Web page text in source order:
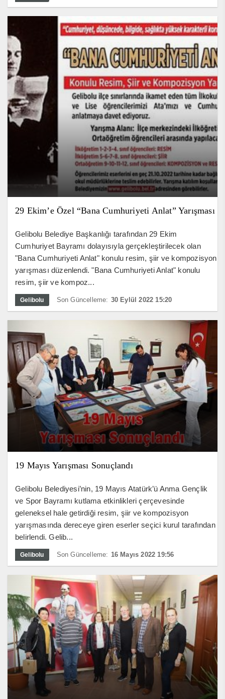
29 Ekim’e Özel “Bana Cumhuriyeti Anlat” Yarışması
Gelibolu Belediye Başkanlığı tarafından 29 Ekim
Cumhuriyet Bayramı dolayısıyla gerçekleştirilecek olan
"Bana Cumhuriyeti Anlat" konulu resim, şiir ve kompozisyon
yarışması düzenlendi. "Bana Cumhuriyeti Anlat" konulu
resim, şiir ve kompoz...
Gelibolu Son Güncelleme: 30 Eylül 2022 15:20
19 Mayıs Yarışması Sonuçlandı
Gelibolu Belediyesi’nin, 19 Mayıs Atatürk’ü Anma Gençlik
ve Spor Bayramı kutlama etkinlikleri çerçevesinde
geleneksel hale getirdiği resim, şiir ve kompozisyon
yarışmasında dereceye giren eserler seçici kurul tarafından
belirlendi. Gelib...
Gelibolu Son Güncelleme: 16 Mayıs 2022 19:56